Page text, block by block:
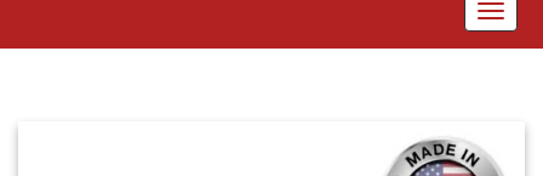
Toggle